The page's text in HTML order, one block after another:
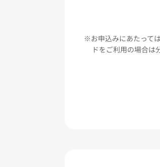
お申込みにあたって
ドをご利用の場合は